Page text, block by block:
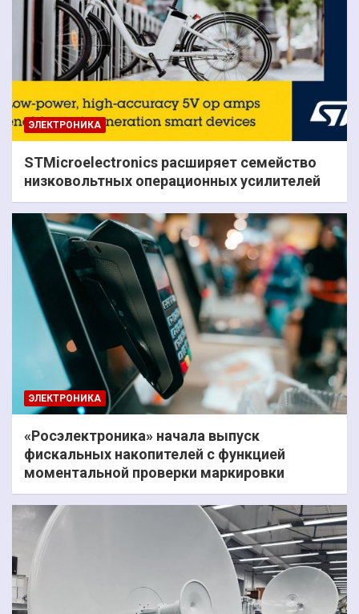
ЭЛЕКТРОНИКА
STMicroelectronics расширяет семейство
низковольтных операционных усилителей
ЭЛЕКТРОНИКА
«Росэлектроника» начала выпуск
фискальных накопителей с функцией
моментальной проверки маркировки